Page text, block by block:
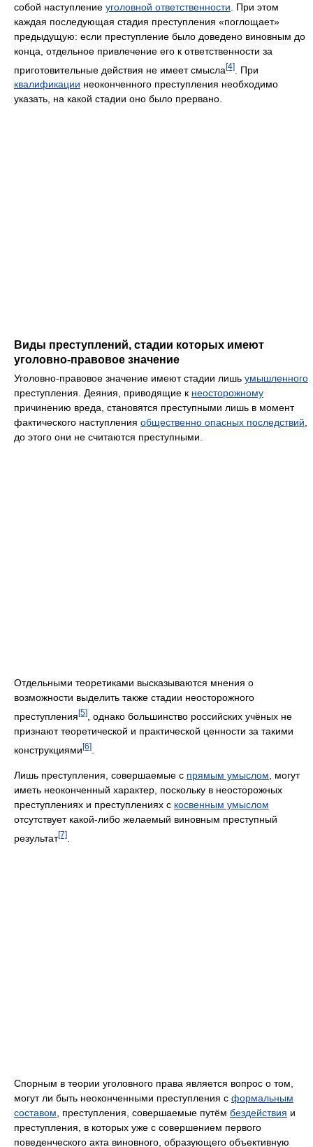
собой наступление уголовной ответственности . При этом
каждая последующая стадия преступления «поглощает»
предыдущую: если преступление было доведено виновным до
конца, отдельное привлечение его к ответственности за
приготовительные действия не имеет смысла[4]
. При
квалификации неоконченного преступления необходимо
указать, на какой стадии оно было прервано.
Виды преступлений, стадии которых имеют
уголовно-правовое значение
Уголовно-правовое значение имеют стадии лишь умышленного
преступления. Деяния, приводящие к неосторожному
причинению вреда, становятся преступными лишь в момент
фактического наступления общественно опасных последствий,
до этого они не считаются преступными.
Отдельными теоретиками высказываются мнения о
возможности выделить также стадии неосторожного
преступления [5]
, однако большинство российских учёных не
признают теоретической и практической ценности за такими
конструкциями[6]
Лишь преступления, совершаемые с прямым умыслом , могут
иметь неоконченный характер, поскольку в неосторожных
преступлениях и преступлениях с косвенным умыслом
отсутствует какой-либо желаемый виновным преступный
результат[7]
Спорным в теории уголовного права является вопрос о том,
могут ли быть неоконченными преступления с формальным
составом, преступления, совершаемые путём бездействия и
преступления, в которых уже с совершением первого
поведенческого акта виновного, образующего объективную